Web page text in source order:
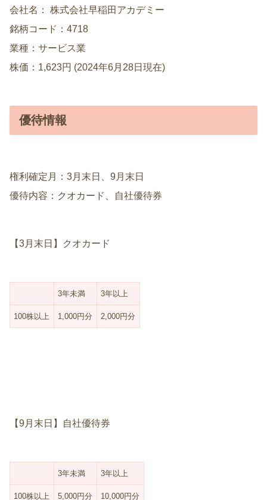
会社名： 株式会社早稲田アカデミー
銘柄コード：4718
業種：サービス業
株価：1,623円 (2024年6月28日現在)
優待情報
権利確定月：3月末日、9月末日
優待内容：クオカード、自社優待券
【3月末日】クオカード
3年未満 3年以上
100株以上 1,000円分 2,000円分
【9月末日】自社優待券
3年未満 3年以上
100株以上 5,000円分 10,000円分